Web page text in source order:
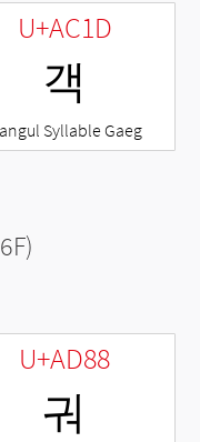
U+AC1D
객
Syllable Gaeg
U+AD88
궈